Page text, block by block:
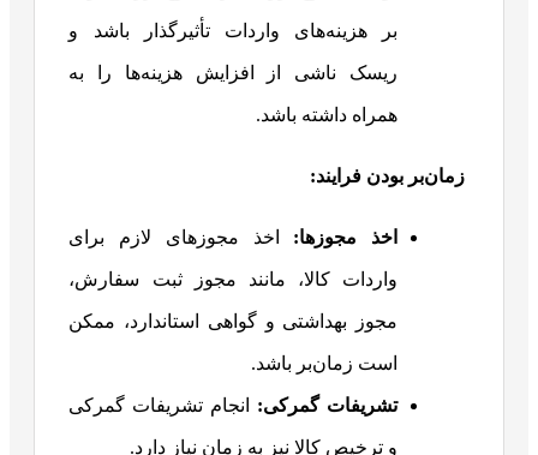
بر هزینه‌های واردات تأثیرگذار باشد و
ریسک ناشی از افزایش هزینه‌ها را به
همراه داشته باشد.
زمان‌بر بودن فرایند:
اخذ مجوزها: اخذ مجوزهای لازم برای
واردات کالا، مانند مجوز ثبت سفارش،
مجوز بهداشتی و گواهی استاندارد، ممکن
است زمان‌بر باشد.
تشریفات گمرکی: انجام تشریفات گمرکی
و ترخیص کالا نیز به زمان نیاز دارد.